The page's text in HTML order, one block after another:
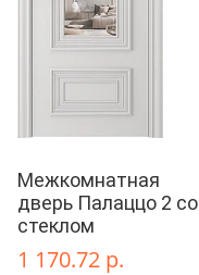
Межкомнатная
дверь Палаццо 2 со
стеклом
1 170.72 р.